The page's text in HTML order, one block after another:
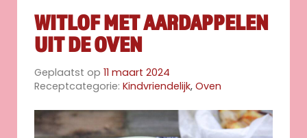
WITLOF MET AARDAPPELEN
UIT DE OVEN
Geplaatst op 11 maart 2024
Receptcategorie: Kindvriendelijk, Oven